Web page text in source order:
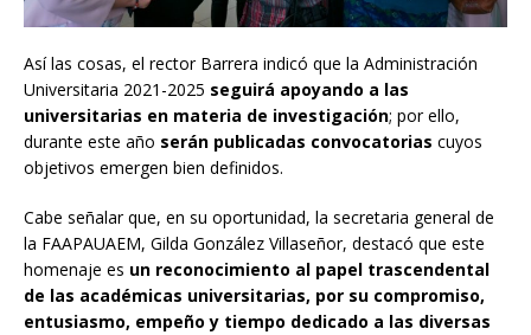
Así las cosas, el rector Barrera indicó que la Administración
Universitaria 2021-2025 seguirá apoyando a las
universitarias en materia de investigación; por ello,
durante este año serán publicadas convocatorias cuyos
objetivos emergen bien definidos.
Cabe señalar que, en su oportunidad, la secretaria general de
la FAAPAUAEM, Gilda González Villaseñor, destacó que este
homenaje es un reconocimiento al papel trascendental
de las académicas universitarias, por su compromiso,
entusiasmo, empeño y tiempo dedicado a las diversas